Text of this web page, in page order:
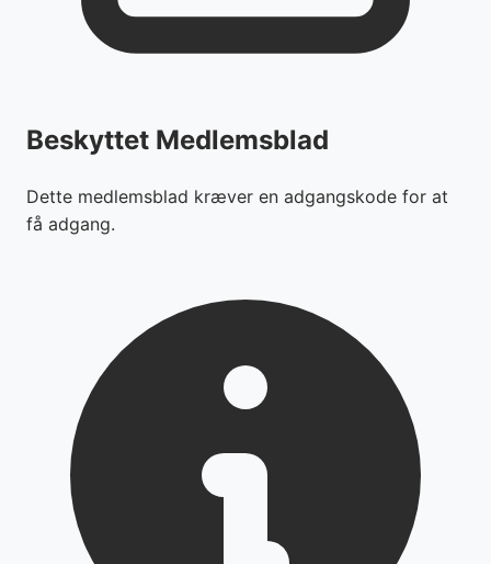
Beskyttet Medlemsblad
Dette medlemsblad kræver en adgangskode for at
få adgang.